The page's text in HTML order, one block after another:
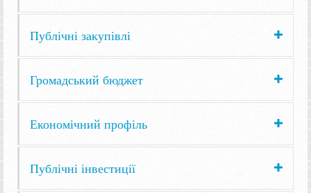
Публічні закупівлі
Громадський бюджет
Економічний профіль
Публічні інвестиції